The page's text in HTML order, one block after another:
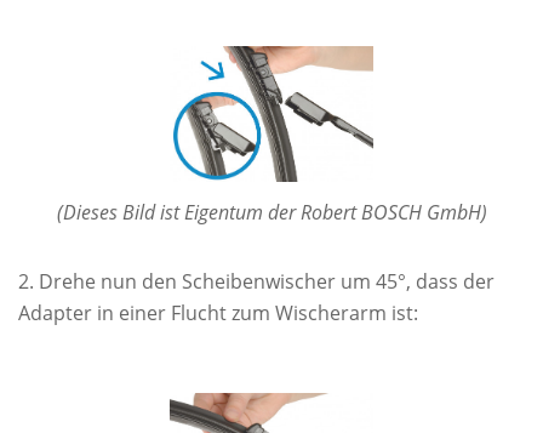
(Dieses Bild ist Eigentum der Robert BOSCH GmbH)
Drehe nun den Scheibenwischer um 45°, dass der
Adapter in einer Flucht zum Wischerarm ist: